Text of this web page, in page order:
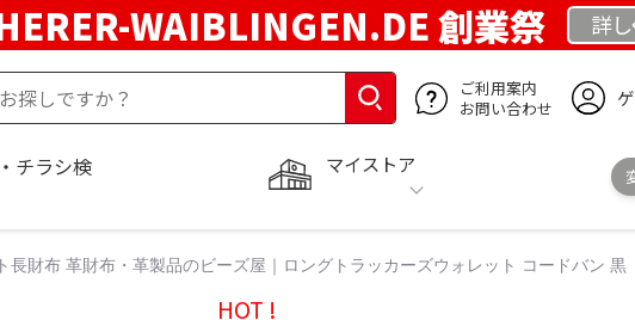
WAIBLINGEN.DE 創業祭 詳し
ご利用案内
お問い合わせ
マイストア
チラシ検
長財布 革財布・革製品のビーズ屋｜ロングトラッカーズウォレット コードバン 黒
HOT !